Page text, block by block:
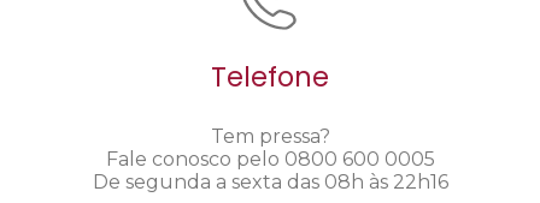
Telefone
Tem pressa?
Fale conosco pelo 0800 600 0005
De segunda a sexta das 08h às 22h16